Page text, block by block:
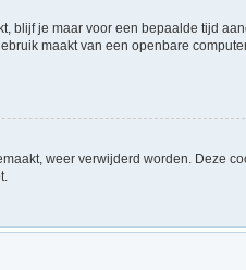
blijf je maar voor een bepaalde tijd
maakt van een openbare
weer verwijderd worden. Deze